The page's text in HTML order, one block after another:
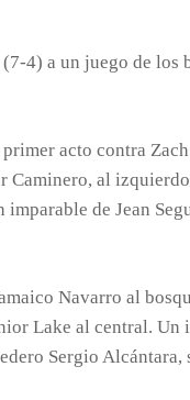
4) a un juego de
primer acto contra
Caminero, al
de Jean
Navarro al
Lake al central.
Sergio Alcántara,